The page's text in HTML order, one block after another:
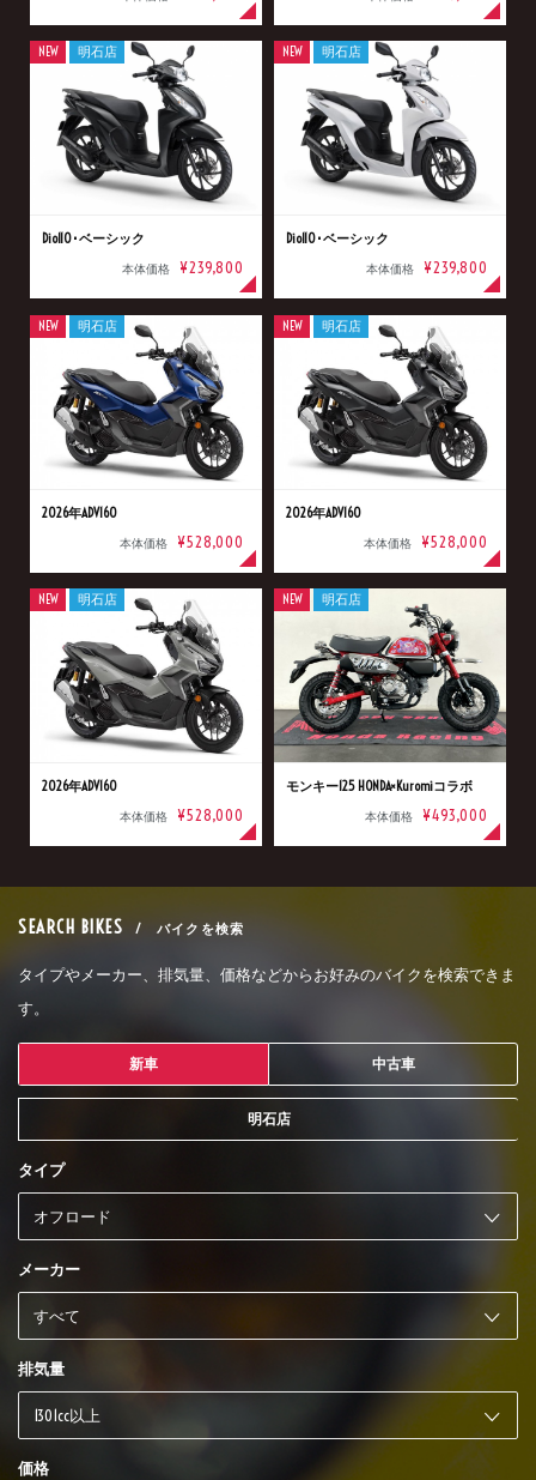
Dio110･ベーシック
本体価格 ¥239,800
NEW 明石店
Dio110･ベーシック
本体価格 ¥239,800
NEW 明石店
2026年ADV160
本体価格 ¥528,000
NEW 明石店
2026年ADV160
本体価格 ¥528,000
NEW 明石店
2026年ADV160
本体価格 ¥528,000
NEW 明石店
モンキー125 HONDA×Kuromiコラボ
本体価格 ¥493,000
NEW 明石店
SEARCH BIKES / バイクを検索
タイプやメーカー、排気量、価格などからお好みのバイクを検索できま
す。
新車 中古車
明石店
タイプ
メーカー
排気量
価格